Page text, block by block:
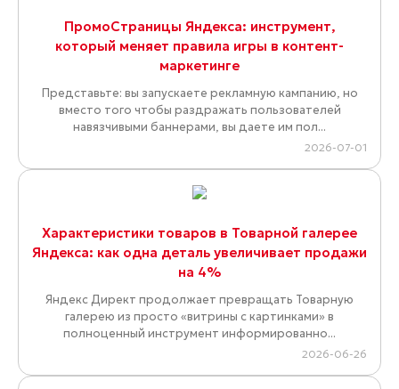
ПромоСтраницы Яндекса: инструмент,
который меняет правила игры в контент-
маркетинге
Представьте: вы запускаете рекламную кампанию, но
вместо того чтобы раздражать пользователей
навязчивыми баннерами, вы даете им пол...
2026-07-01
Характеристики товаров в Товарной галерее
Яндекса: как одна деталь увеличивает продажи
на 4%
Яндекс Директ продолжает превращать Товарную
галерею из просто «витрины с картинками» в
полноценный инструмент информированно...
2026-06-26